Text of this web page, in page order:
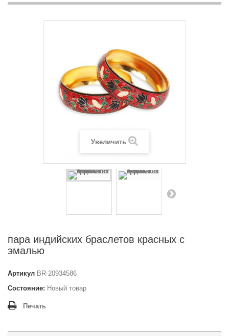
Увеличить
пара индийских браслетов красных с
эмалью
Артикул BR-20934586
Состояние: Новый товар
Печать